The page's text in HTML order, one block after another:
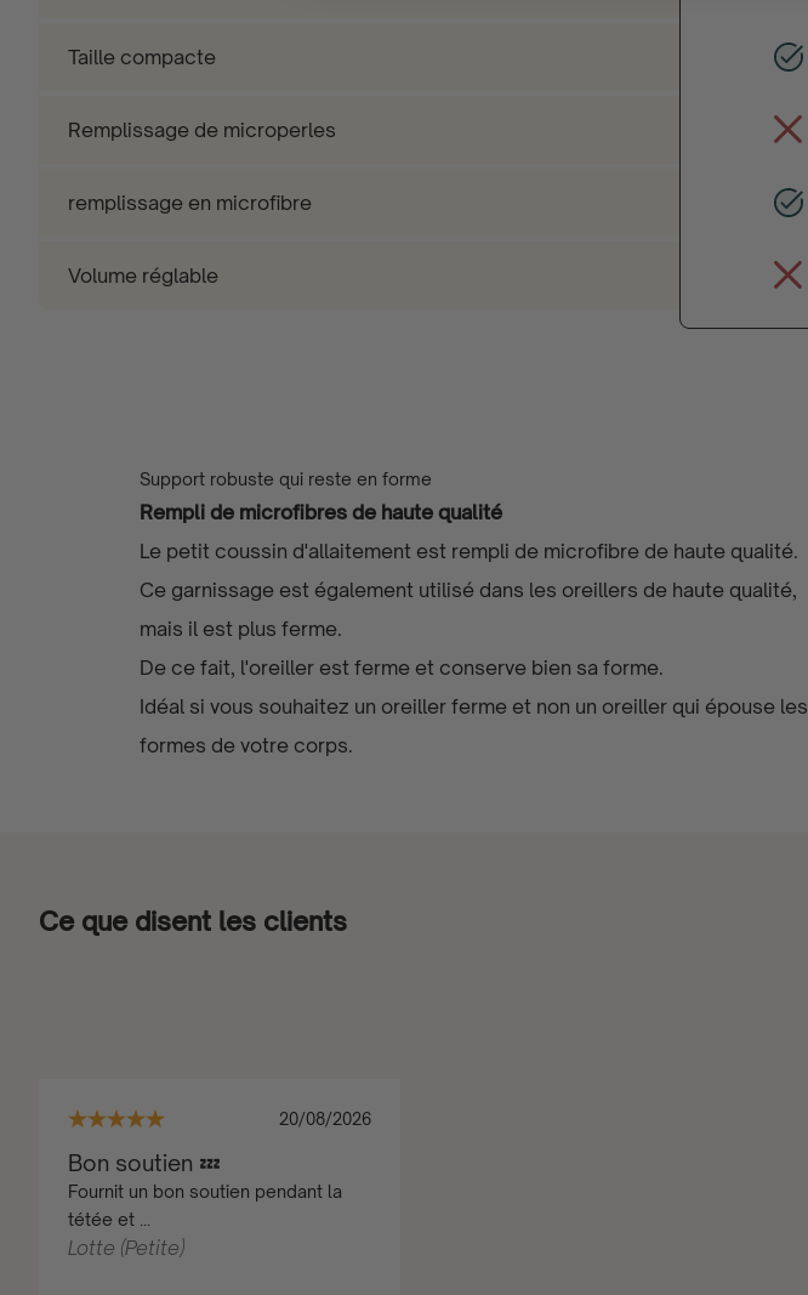
Taille compacte
Remplissage de microperles
remplissage en microfibre
Volume réglable
Support robuste qui reste en forme
Rempli de microfibres de haute qualité
Le petit coussin d'allaitement est rempli de microfibre de haute qualité.
Ce garnissage est également utilisé dans les oreillers de haute qualité,
mais il est plus ferme.
De ce fait, l'oreiller est ferme et conserve bien sa forme.
Idéal si vous souhaitez un oreiller ferme et non un oreiller qui épouse les
formes de votre corps.
Ce que disent les clients
20/08/2026
Bon soutien 💤
Fournit un bon soutien pendant la
tétée et ...
Lotte (Petite)